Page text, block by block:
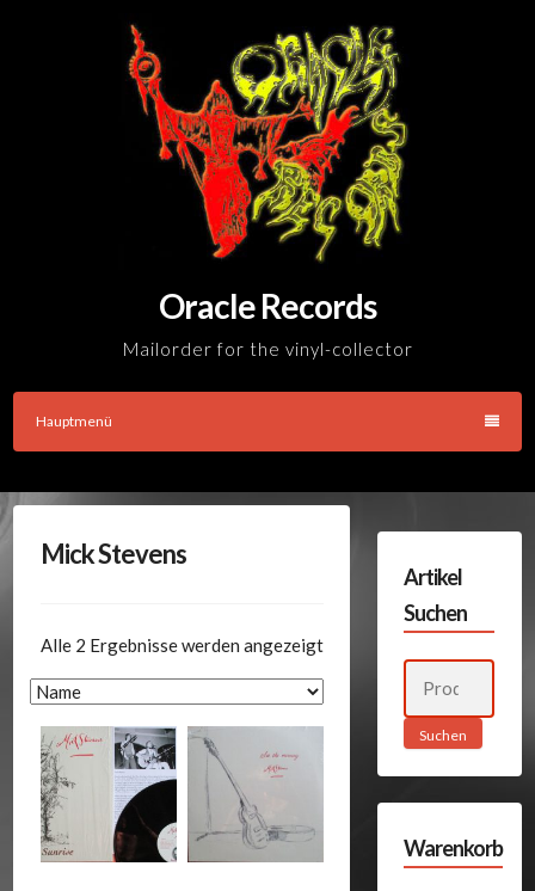
Oracle Records
Mailorder for the vinyl-collector
Hauptmenü
Mick Stevens
Alle 2 Ergebnisse werden angezeigt
Artikel
Suchen
Suchen
Warenkorb